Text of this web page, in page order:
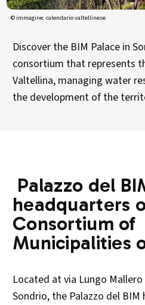
© immagine: calendario valtellinese
Discover the BIM Palace in
consortium that represents
Valtellina, managing water
the development of the
Palazzo del
headquarters
Consortium of
Municipalities
Located at via Lungo
Sondrio, the Palazzo del